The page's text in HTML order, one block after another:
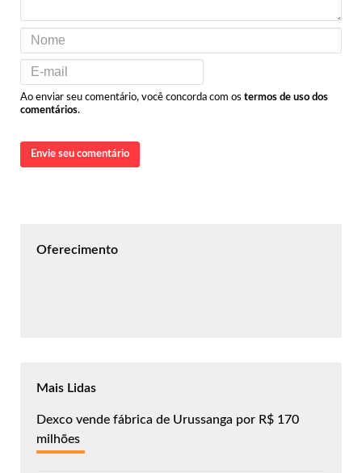
Ao enviar seu comentário, você concorda com os termos de uso dos
comentários.
Envie seu comentário
Oferecimento
Mais Lidas
Dexco vende fábrica de Urussanga por R$ 170
milhões